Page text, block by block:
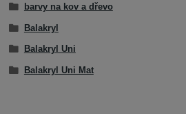
barvy na kov a dřevo
Balakryl
Balakryl Uni
Balakryl Uni Mat